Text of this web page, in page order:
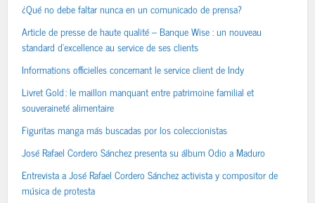
¿Qué no debe faltar nunca en un comunicado de prensa?
Article de presse de haute qualité – Banque Wise : un nouveau
standard d’excellence au service de ses clients
Informations officielles concernant le service client de Indy
Livret Gold : le maillon manquant entre patrimoine familial et
souveraineté alimentaire
Figuritas manga más buscadas por los coleccionistas
José Rafael Cordero Sánchez presenta su álbum Odio a Maduro
Entrevista a José Rafael Cordero Sánchez activista y compositor de
música de protesta